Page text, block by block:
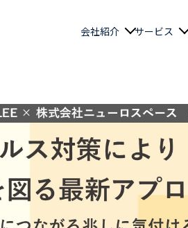
会社紹介 サービス